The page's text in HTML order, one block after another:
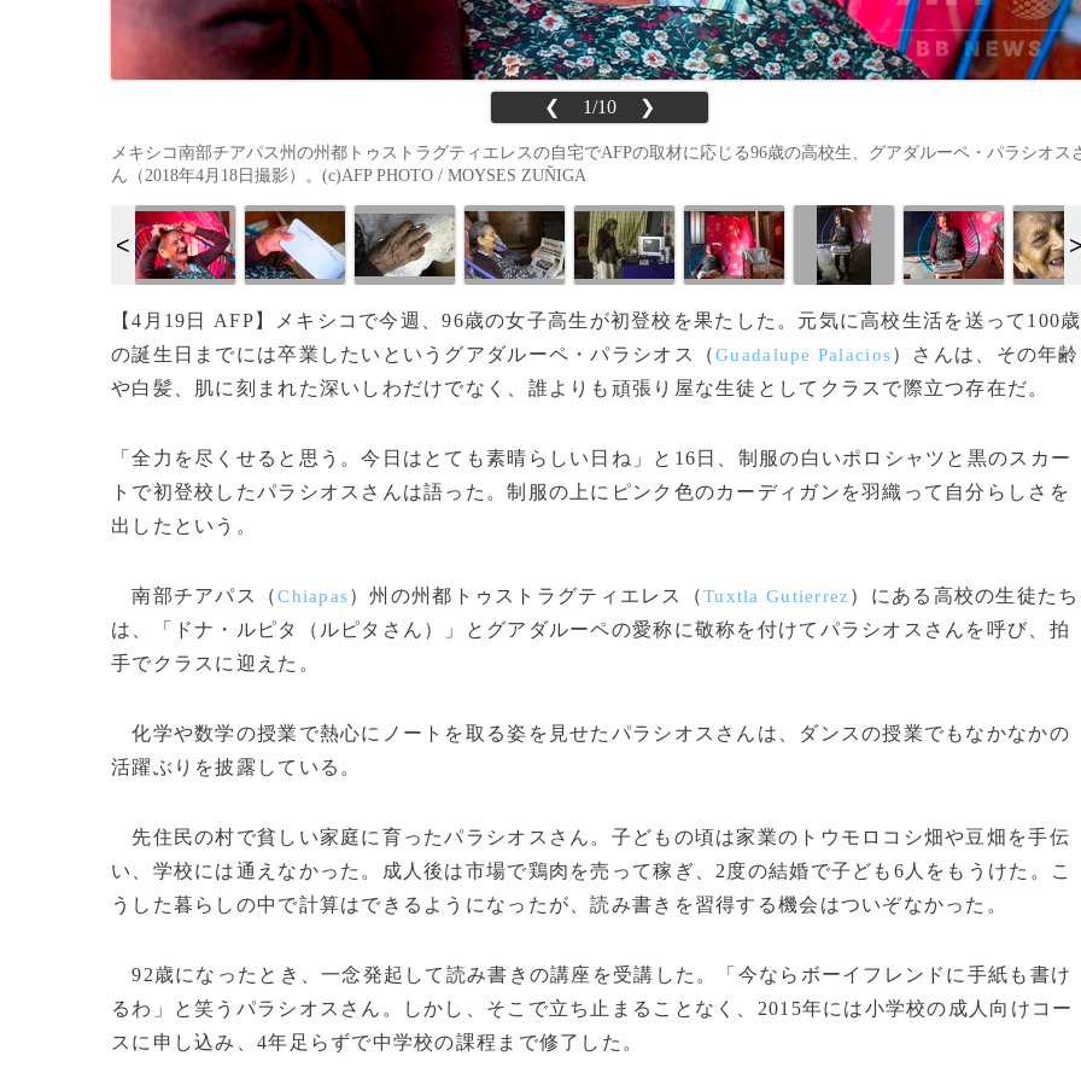
❮ 1/10 ❯
メキシコ南部チアパス州の州都トゥストラグティエレスの自宅でAFPの取材に応じる96歳の高校生、グアダルーペ・パラシオス
ん（2018年4月18日撮影）。(c)AFP PHOTO / MOYSES ZUÑIGA
【4月19日 AFP】メキシコで今週、96歳の女子高生が初登校を果たした。元気に高校生活を送って100歳
の誕生日までには卒業したいというグアダルーペ・パラシオス（Guadalupe Palacios）さんは、その年齢
や白髪、肌に刻まれた深いしわだけでなく、誰よりも頑張り屋な生徒としてクラスで際立つ存在だ。
「全力を尽くせると思う。今日はとても素晴らしい日ね」と16日、制服の白いポロシャツと黒のスカー
トで初登校したパラシオスさんは語った。制服の上にピンク色のカーディガンを羽織って自分らしさを
出したという。
南部チアパス（Chiapas）州の州都トゥストラグティエレス（Tuxtla Gutierrez）にある高校の生徒たち
は、「ドナ・ルピタ（ルピタさん）」とグアダルーペの愛称に敬称を付けてパラシオスさんを呼び、拍
手でクラスに迎えた。
化学や数学の授業で熱心にノートを取る姿を見せたパラシオスさんは、ダンスの授業でもなかなかの
活躍ぶりを披露している。
先住民の村で貧しい家庭に育ったパラシオスさん。子どもの頃は家業のトウモロコシ畑や豆畑を手伝
い、学校には通えなかった。成人後は市場で鶏肉を売って稼ぎ、2度の結婚で子ども6人をもうけた。こ
うした暮らしの中で計算はできるようになったが、読み書きを習得する機会はついぞなかった。
92歳になったとき、一念発起して読み書きの講座を受講した。「今ならボーイフレンドに手紙も書け
るわ」と笑うパラシオスさん。しかし、そこで立ち止まることなく、2015年には小学校の成人向けコー
スに申し込み、4年足らずで中学校の課程まで修了した。